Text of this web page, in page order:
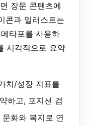
장문 콘텐츠에
콘과 일러스트는
타포를 사용하
시각적으로 요약
치/성장 지표를
하고, 포지션 검
화와 복지로 연